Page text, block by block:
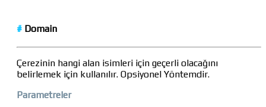
# Domain
Çerezinin hangi alan isimleri için geçerli olacağını
belirlemek için kullanılır. Opsiyonel Yöntemdir.
Parametreler